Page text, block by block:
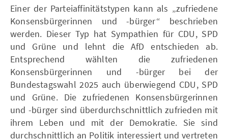
Einer der Parteiaffinitätstypen kann als „zufriedene
Konsensbürgerinnen und -bürger“ beschrieben
werden. Dieser Typ hat Sympathien für CDU, SPD
und Grüne und lehnt die AfD entschieden ab.
Entsprechend wählten die zufriedenen
Konsensbürgerinnen und -bürger bei der
Bundestagswahl 2025 auch überwiegend CDU, SPD
und Grüne. Die zufriedenen Konsensbürgerinnen
und -bürger sind überdurchschnittlich zufrieden mit
ihrem Leben und mit der Demokratie. Sie sind
durchschnittlich an Politik interessiert und vertreten